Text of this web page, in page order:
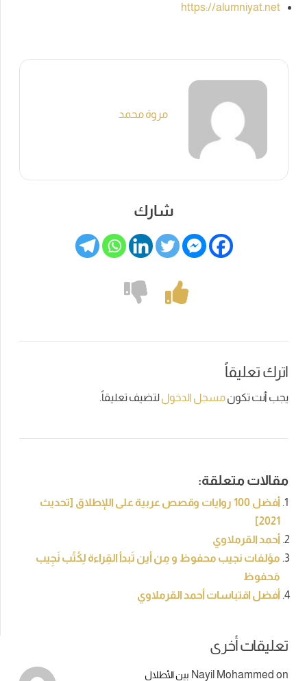
https://alumniyat.net
مروة محمد
شارك
اترك تعليقاً
يجب أنت تكونمسجل الدخوللتضيف تعليقاً.
مقالات متعلقة:
أفضل 100 روايات وقصص عربية على اللإطلاق [تحديث
2021]
أحمد القرملاوي
مؤلفات نجيب محفوظ و مِن أين تَبدأ القِراءة لِكُتُب نَجِيب
مَحفوظ
أفضل اقتباسات أحمد القرملاوي
تعليقات أخرى
Nayil Mohammed on بين الأطلال